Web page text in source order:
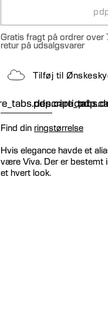
Gratis fragt på ordrer
retur på udsalgsvarer
Tilføj til
Find din ringstørrelse
Hvis elegance havde et
være Viva. Der er bestemt
et hvert look.